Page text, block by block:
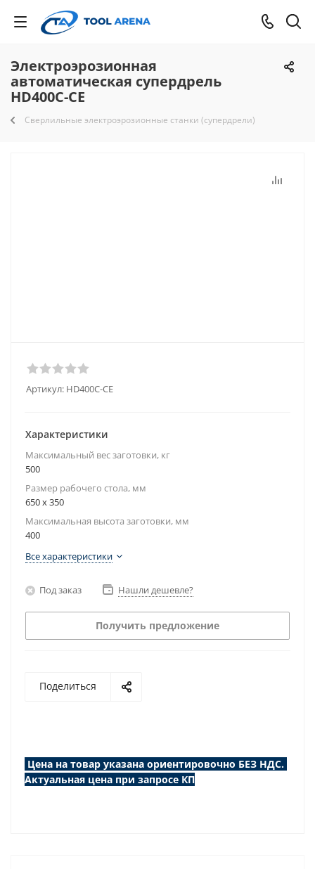
Электроэрозионная
автоматическая супердрель
HD400C-CE
Сверлильные электроэрозионные станки (супердрели)
Артикул: HD400C-CE
Характеристики
Максимальный вес заготовки, кг
500
Размер рабочего стола, мм
650 x 350
Максимальная высота заготовки, мм
400
Все характеристики
Под заказ Нашли дешевле?
Получить предложение
Поделиться
Цена на товар указана ориентировочно БЕЗ НДС.
Актуальная цена при запросе КП